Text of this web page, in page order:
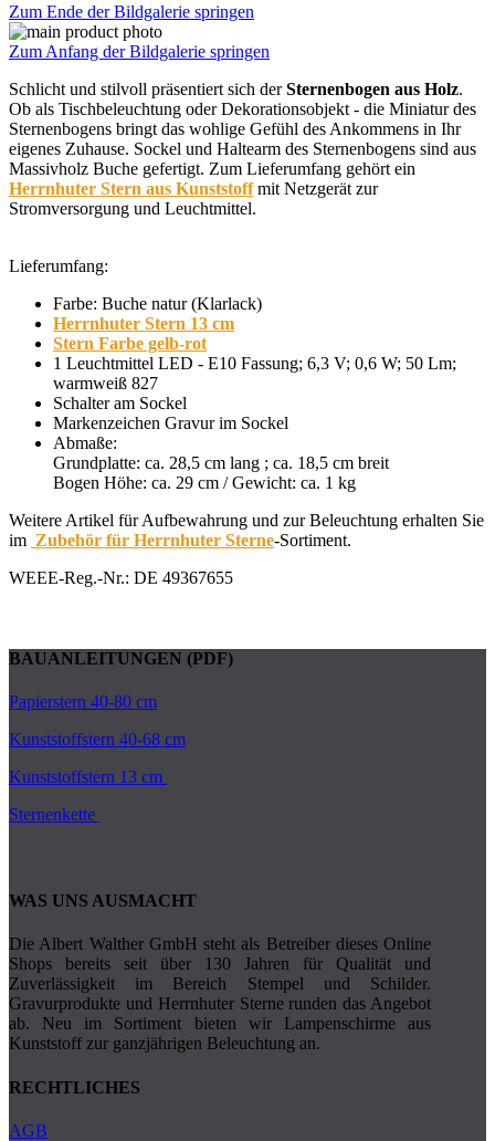
Zum Ende der Bildgalerie springen
Zum Anfang der Bildgalerie springen
Schlicht und stilvoll präsentiert sich derSternenbogen aus Holz.
Ob als Tischbeleuchtung oder Dekorationsobjekt - die Miniatur des
Sternenbogens bringt das wohlige Gefühl des Ankommens in Ihr
eigenes Zuhause. Sockel und Haltearm des Sternenbogens sind aus
Massivholz Buche gefertigt. Zum Lieferumfang gehört ein
Herrnhuter Stern aus Kunststoffmit Netzgerät zur
Stromversorgung und Leuchtmittel.
Lieferumfang:
Farbe: Buche natur (Klarlack)
Herrnhuter Stern 13 cm
Stern Farbe gelb-rot
1 Leuchtmittel LED - E10 Fassung; 6,3 V; 0,6 W; 50 Lm;
warmweiß 827
Schalter am Sockel
Markenzeichen Gravur im Sockel
Abmaße:
Grundplatte: ca. 28,5 cm lang ; ca. 18,5 cm breit
Bogen Höhe: ca. 29 cm / Gewicht: ca. 1 kg
Weitere Artikel für Aufbewahrung und zur Beleuchtung erhalten Sie
im Zubehör für Herrnhuter Sterne-Sortiment.
WEEE-Reg.-Nr.: DE 49367655
BAUANLEITUNGEN (PDF)
Papierstern 40-80 cm
Kunststoffstern 40-68 cm
Kunststoffstern 13 cm
Sternenkette
WAS UNS AUSMACHT
Die Albert Walther GmbH steht als Betreiber dieses Online
Shops bereits seit über 130 Jahren für Qualität und
Zuverlässigkeit im Bereich Stempel und Schilder.
Gravurprodukte und Herrnhuter Sterne runden das Angebot
ab. Neu im Sortiment bieten wir Lampenschirme aus
Kunststoff zur ganzjährigen Beleuchtung an.
RECHTLICHES
AGB